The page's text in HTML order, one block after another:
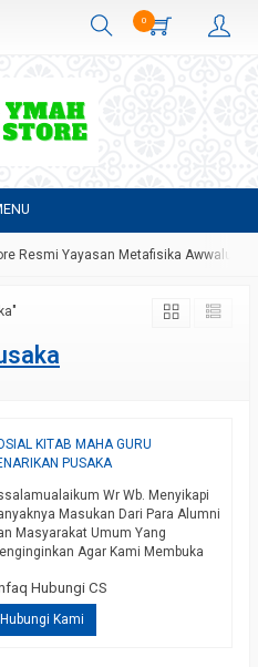
0
Resmi Yayasan Metafisika Awwalul
KITAB MAHA GURU
PUSAKA
Wr Wb. Menyikapi
Masukan Dari Para Alumni
Masyarakat Umum Yang
Agar Kami Membuka
Secara Lengkap, Dengan
Izin Dan Ridho Allah, Juga
Izin Dan Ridho Guru Kami
Hubungi CS
Hubungi Kami